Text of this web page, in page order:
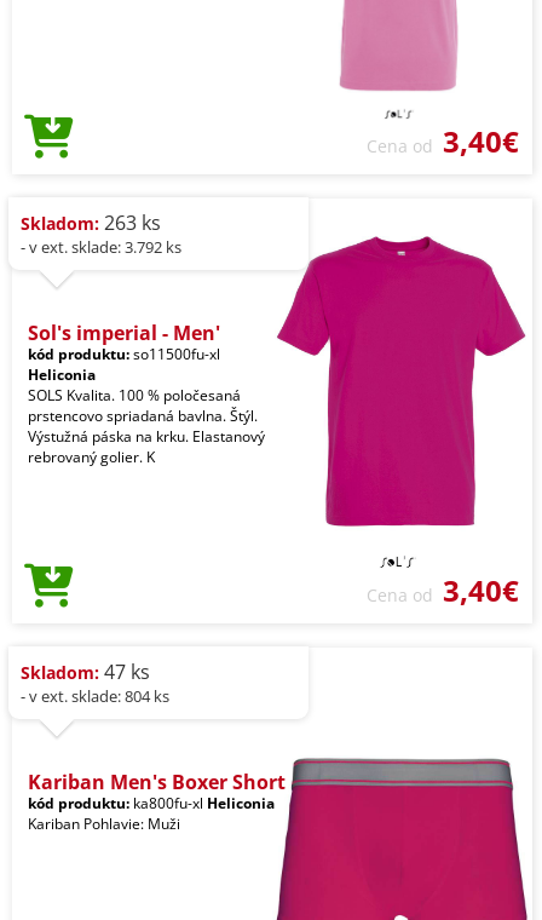
Cena od 3,40€
Skladom: 263 ks
- v ext. sklade: 3.792 ks
Sol's imperial - Men'
kód produktu:so11500fu-xl
Heliconia
SOLS Kvalita. 100 % poločesaná
prstencovo spriadaná bavlna. Štýl.
Výstužná páska na krku. Elastanový
rebrovaný golier. K
Cena od 3,40€
Skladom: 47 ks
- v ext. sklade: 804 ks
Kariban Men's Boxer Short
kód produktu: ka800fu-xl Heliconia
Kariban Pohlavie: Muži